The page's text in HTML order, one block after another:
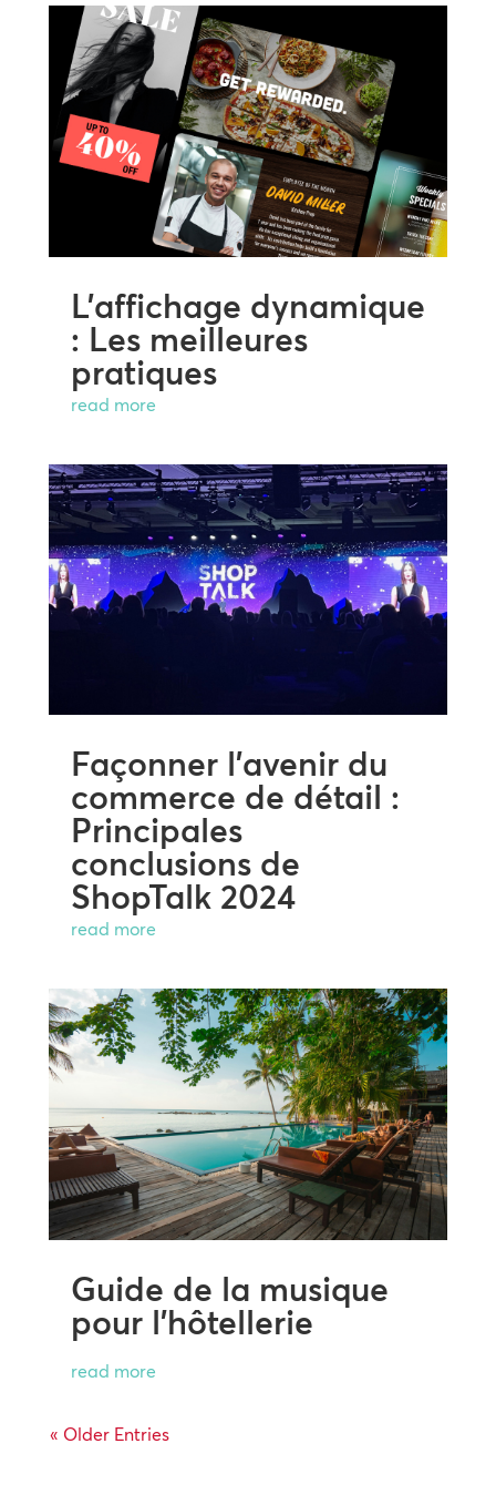
L’affichage dynamique
: Les meilleures
pratiques
read more
Façonner l’avenir du
commerce de détail :
Principales
conclusions de
ShopTalk 2024
read more
Guide de la musique
pour l’hôtellerie
read more
« Older Entries